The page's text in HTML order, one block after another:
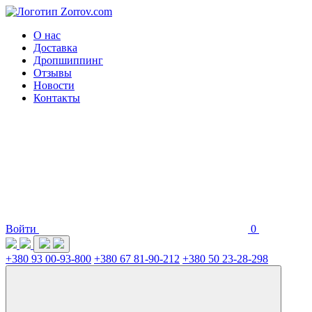
О нас
Доставка
Дропшиппинг
Отзывы
Новости
Контакты
Войти 0
+380 93 00-93-800 +380 67 81-90-212 +380 50 23-28-298